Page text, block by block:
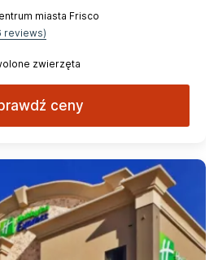
miasta Frisco
reviews)
zwierzęta
ceny